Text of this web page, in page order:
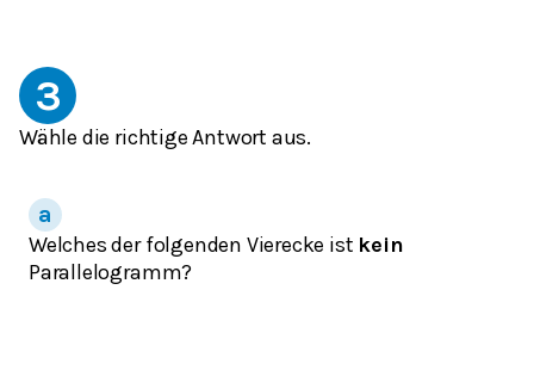
3
Wähle die richtige Antwort aus.
Welches der folgenden Vierecke ist kein
Parallelogramm?